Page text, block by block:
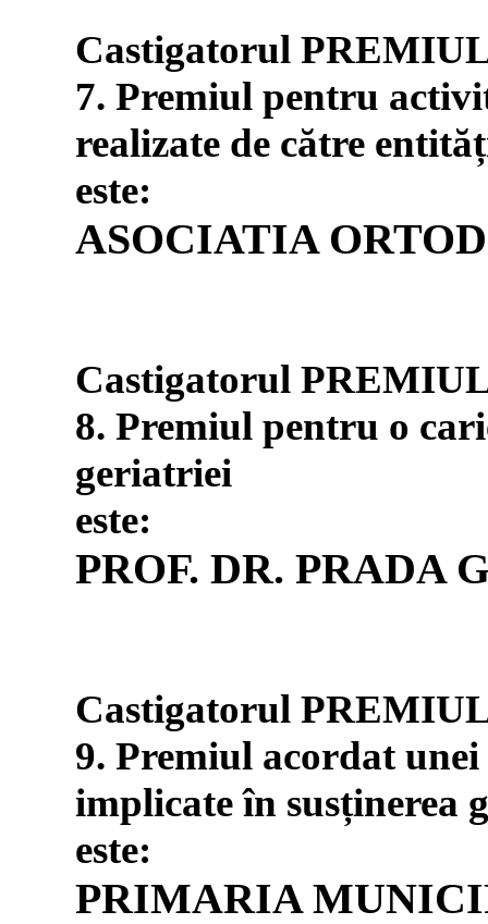
Castigatorul
7. Premiul pentru
realizate de către
este:
ASOCIATIA
Castigatorul
8. Premiul pentru o
geriatriei
este:
PROF. DR. PRADA
Castigatorul
9. Premiul acordat
implicate în susținerea
este:
PRIMARIA